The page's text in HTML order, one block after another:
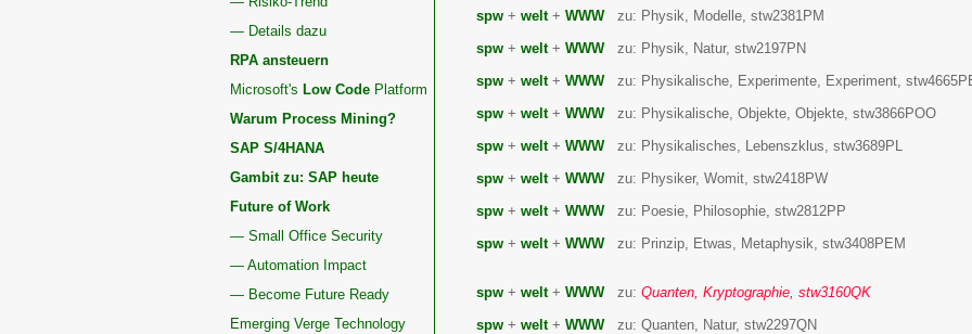
— Details dazu
RPA ansteuern
Microsoft's Low Code Platform
Warum Process Mining?
SAP S/4HANA
Gambit zu: SAP heute
Future of Work
— Small Office Security
— Automation Impact
— Become Future Ready
Emerging Verge Technology
spw + welt+ WWWzu: Physik, Modelle, stw2381PM
spw + welt+ WWWzu: Physik, Natur, stw2197PN
spw + welt+ WWWzu: Physikalische, Experimente, Experiment,
spw + welt+ WWWzu: Physikalische, Objekte, Objekte, stw3866POO
spw + welt+ WWWzu: Physikalisches, Lebenszklus, stw3689PL
spw + welt+ WWWzu: Physiker, Womit, stw2418PW
spw + welt+ WWWzu: Poesie, Philosophie, stw2812PP
spw + welt+ WWWzu: Prinzip, Etwas, Metaphysik, stw3408PEM
spw + welt+ WWWzu: Quanten, Kryptographie, stw3160QK
spw + welt+ WWWzu: Quanten, Natur, stw2297QN